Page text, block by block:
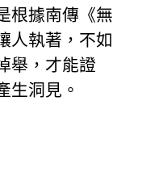
根據南傳《無
人執著，不如
舉，才能證
生洞見。